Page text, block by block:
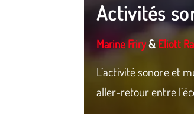
Activités
Marine Friry&Eliott
L’activité sonore et
aller-retour entre